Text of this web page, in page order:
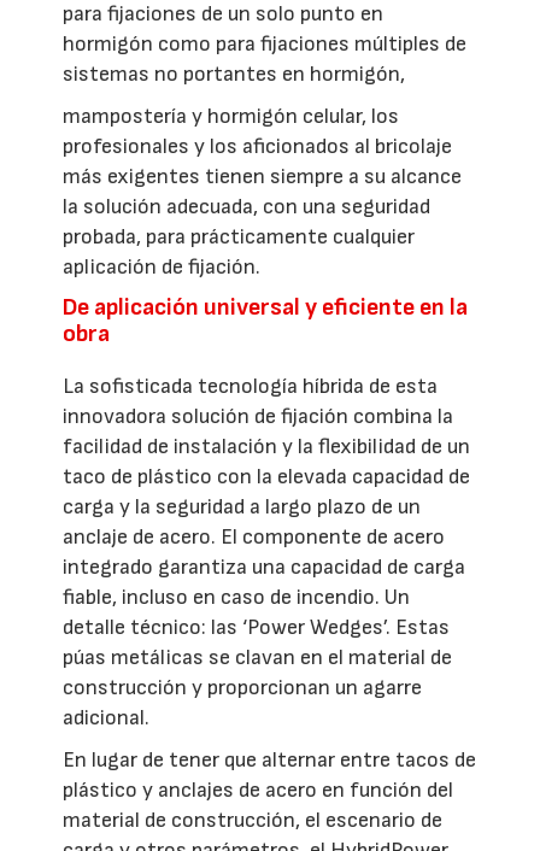
para fijaciones de un solo punto en
hormigón como para fijaciones múltiples de
sistemas no portantes en hormigón,
mampostería y hormigón celular, los
profesionales y los aficionados al bricolaje
más exigentes tienen siempre a su alcance
la solución adecuada, con una seguridad
probada, para prácticamente cualquier
aplicación de fijación.
De aplicación universal y eficiente en la
obra
La sofisticada tecnología híbrida de esta
innovadora solución de fijación combina la
facilidad de instalación y la flexibilidad de un
taco de plástico con la elevada capacidad de
carga y la seguridad a largo plazo de un
anclaje de acero. El componente de acero
integrado garantiza una capacidad de carga
fiable, incluso en caso de incendio. Un
detalle técnico: las ‘Power Wedges’. Estas
púas metálicas se clavan en el material de
construcción y proporcionan un agarre
adicional.
En lugar de tener que alternar entre tacos de
plástico y anclajes de acero en función del
material de construcción, el escenario de